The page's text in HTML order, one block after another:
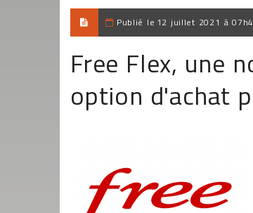
Publié le 12 juillet 2021 à
Free Flex, une
option d'achat